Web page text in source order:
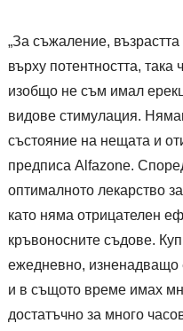
„За съжаление,
върху потентността,
изобщо не съм имал
видове стимулация.
състояние на нещата и
предписа Alfazone.
оптималното лекарство
като няма отрицателен
кръвоносните съдове.
ежедневно, изненадващо
и в същото време имах
достатъчно за много